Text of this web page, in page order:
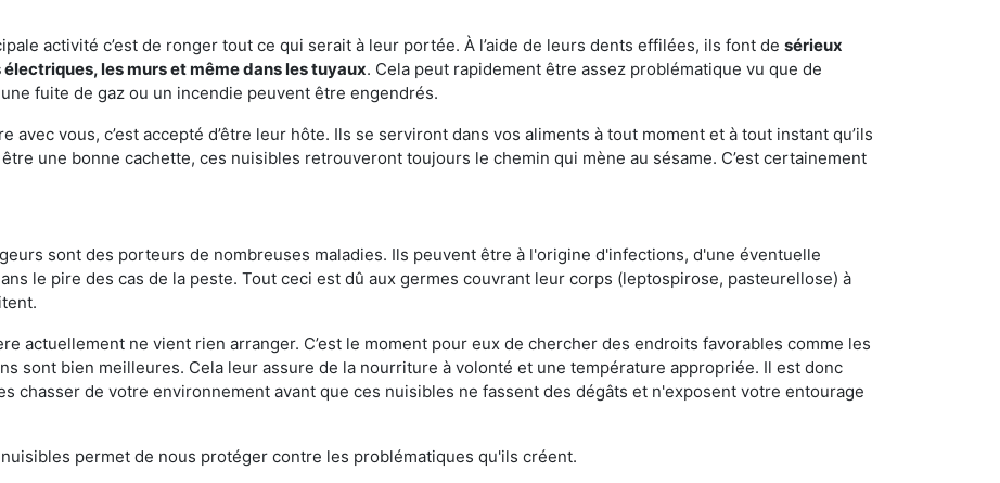
activité c’est de ronger tout ce qui serait à leur portée. À l’aide de leurs dents effilées, ils font de sérieux
les murs et même dans les tuyaux. Cela peut rapidement être assez problématique vu que de
fuite de gaz ou un incendie peuvent être engendrés.
avec vous, c’est accepté d’être leur hôte. Ils se serviront dans vos aliments à tout moment et à tout instant qu’ils
une bonne cachette, ces nuisibles retrouveront toujours le chemin qui mène au sésame. C’est certainement
sont des porteurs de nombreuses maladies. Ils peuvent être à l'origine d'infections, d'une éventuelle
le pire des cas de la peste. Tout ceci est dû aux germes couvrant leur corps (leptospirose, pasteurellose) à
actuellement ne vient rien arranger. C’est le moment pour eux de chercher des endroits favorables comme les
sont bien meilleures. Cela leur assure de la nourriture à volonté et une température appropriée. Il est donc
chasser de votre environnement avant que ces nuisibles ne fassent des dégâts et n'exposent votre entourage
permet de nous protéger contre les problématiques qu'ils créent.